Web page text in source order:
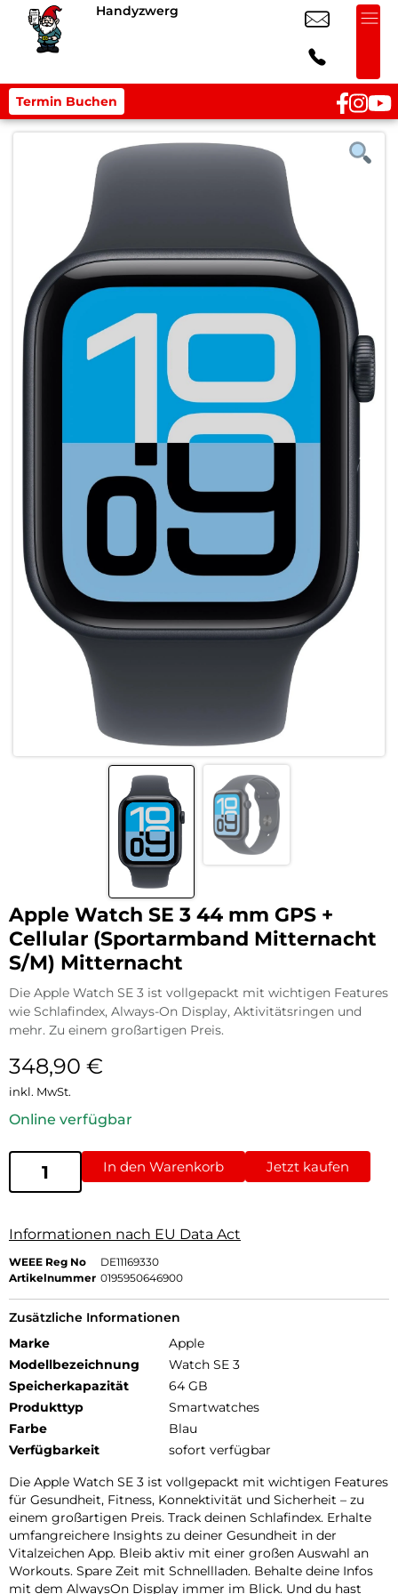
Handyzwerg
Termin Buchen
Apple Watch SE 3 44 mm GPS +
Cellular (Sportarmband Mitternacht
S/M) Mitternacht
Die Apple Watch SE 3 ist vollgepackt mit wichtigen Features
wie Schlafindex, Always-On Display, Aktivitätsringen und
mehr. Zu einem großartigen Preis.
348,90 €
inkl. MwSt.
Online verfügbar
In den Warenkorb Jetzt kaufen
Informationen nach EU Data Act
WEEE Reg No
DE11169330
Artikelnummer 0195950646900
Zusätzliche Informationen
Marke
Apple
Modellbezeichnung
Watch SE 3
Speicherkapazität
64 GB
Produkttyp
Smartwatches
Farbe
Blau
Verfügbarkeit
sofort verfügbar
Die Apple Watch SE 3 ist vollgepackt mit wichtigen Features
für Gesundheit, Fitness, Konnektivität und Sicherheit – zu
einem großartigen Preis. Track deinen Schlafindex. Erhalte
umfangreichere Insights zu deiner Gesundheit in der
Vitalzeichen App. Bleib aktiv mit einer großen Auswahl an
Workouts. Spare Zeit mit Schnellladen. Behalte deine Infos
mit dem AlwaysOn Display immer im Blick. Und du hast